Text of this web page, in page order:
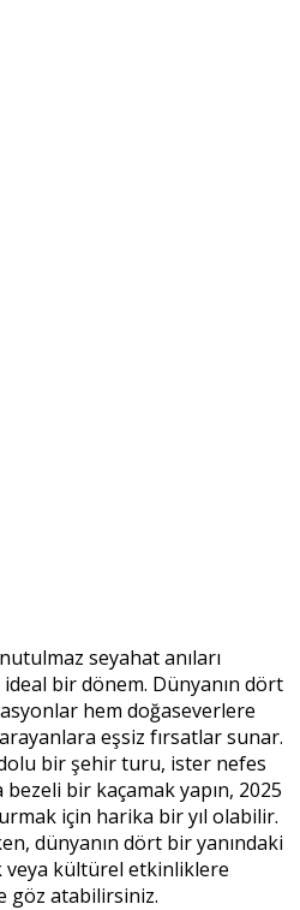
seyahat anıları
bir dönem. Dünyanın dört
hem doğaseverlere
eşsiz fırsatlar sunar.
bir şehir turu, ister nefes
bir kaçamak yapın, 2025
için harika bir yıl olabilir.
dünyanın dört bir yanındaki
kültürel etkinliklere
göz atabilirsiniz.